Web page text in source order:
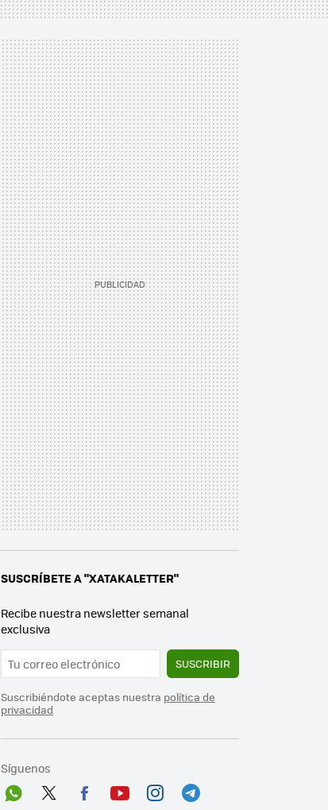
SUSCRÍBETE A "XATAKALETTER"
Recibe nuestra newsletter semanal
exclusiva
SUSCRIBIR
Suscribiéndote aceptas nuestra política de
privacidad
Síguenos